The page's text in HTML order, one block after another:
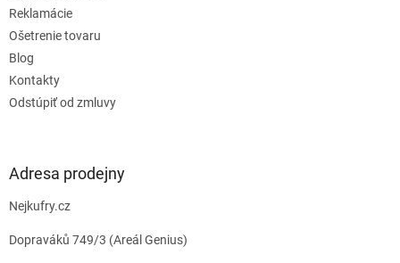
Reklamácie
Ošetrenie tovaru
Blog
Kontakty
Odstúpiť od zmluvy
Adresa prodejny
Nejkufry.cz
Dopraváků 749/3 (Areál Genius)